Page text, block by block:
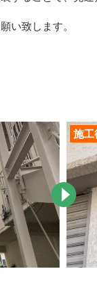
い致します。
施工